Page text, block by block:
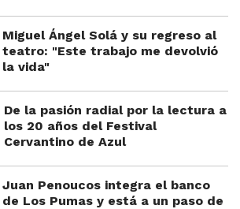
Miguel Ángel Solá y su regreso al
teatro: "Este trabajo me devolvió
la vida"
De la pasión radial por la lectura a
los 20 años del Festival
Cervantino de Azul
Juan Penoucos integra el banco
de Los Pumas y está a un paso de